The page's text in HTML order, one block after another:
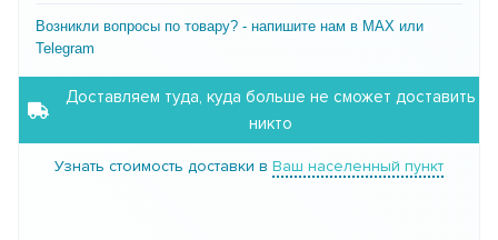
Возникли вопросы по товару? - напишите нам в MAX или
Telegram
Доставляем туда, куда больше не сможет доставить
никто
Узнать стоимость доставки в Ваш населенный пункт